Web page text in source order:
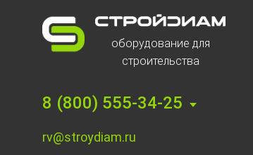
оборудование для
строительства
8 (800) 555-34-25
rv@stroydiam.ru